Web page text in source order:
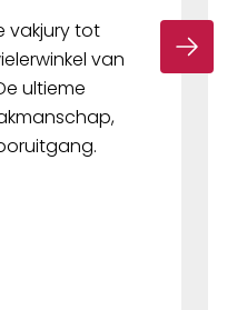
vakjury tot
van
ultieme